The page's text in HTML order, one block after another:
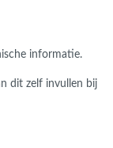
informatie.
dit zelf invullen bij